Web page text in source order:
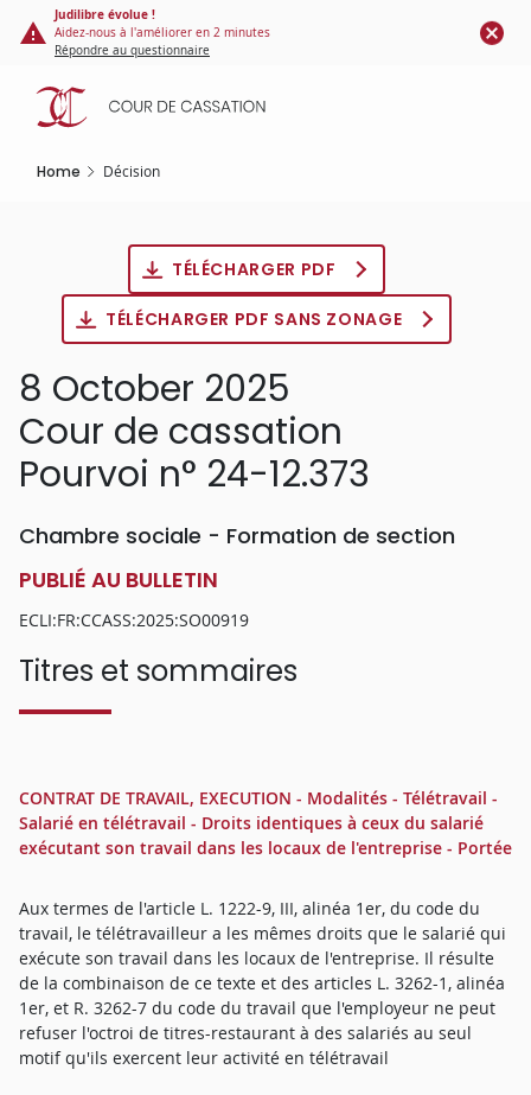
Cookies management panel
content
Judilibre évolue !
Aidez-nous à l'améliorer en 2 minutes
Répondre au questionnaire
Home Décision
TÉLÉCHARGER PDF
TÉLÉCHARGER PDF SANS ZONAGE
8 October 2025
Cour de cassation
Pourvoi n° 24-12.373
Chambre sociale - Formation de section
PUBLIÉ AU BULLETIN
ECLI:FR:CCASS:2025:SO00919
Titres et sommaires
CONTRAT DE TRAVAIL, EXECUTION - Modalités - Télétravail -
Salarié en télétravail - Droits identiques à ceux du salarié
exécutant son travail dans les locaux de l'entreprise - Portée
Aux termes de l'article L. 1222-9, III, alinéa 1er, du code du
travail, le télétravailleur a les mêmes droits que le salarié qui
exécute son travail dans les locaux de l'entreprise. Il résulte
de la combinaison de ce texte et des articles L. 3262-1, alinéa
1er, et R. 3262-7 du code du travail que l'employeur ne peut
refuser l'octroi de titres-restaurant à des salariés au seul
motif qu'ils exercent leur activité en télétravail